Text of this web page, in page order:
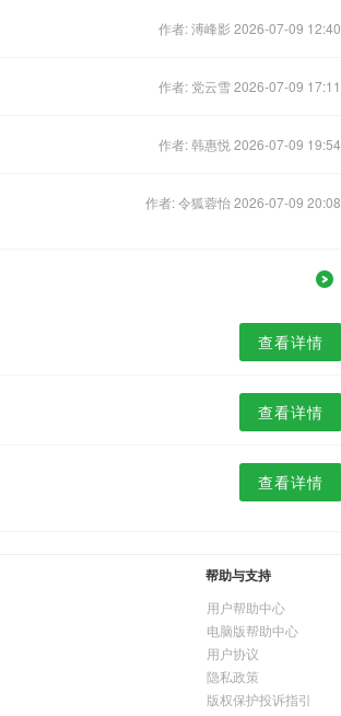
作者: 溥峰影 2026-07-09 12:40
作者: 党云雪 2026-07-09 17:11
作者: 韩惠悦 2026-07-09 19:54
作者: 令狐蓉怡 2026-07-09 20:08
查看详情
查看详情
查看详情
帮助与支持
用户帮助中心
电脑版帮助中心
用户协议
隐私政策
版权保护投诉指引